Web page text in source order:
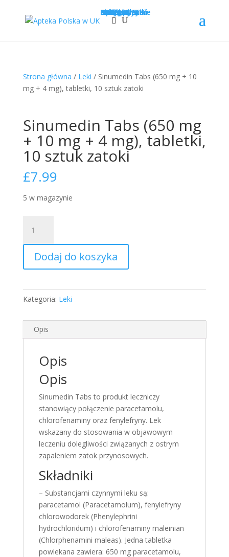
Sklep
Opcje wysyłki
Kategorie
LEKI
SUPLEMENTY
KOSMETYKI
PROMOCJE
Krótka data
Zadaj pytanie
Nowości!
0 £0.00
Strona główna / Leki / Sinumedin Tabs (650 mg + 10
mg + 4 mg), tabletki, 10 sztuk zatoki
Sinumedin Tabs (650 mg
+ 10 mg + 4 mg), tabletki,
10 sztuk zatoki
£7.99
5 w magazynie
Sinumedin
Tabs
(650
mg
10
mg
mg),
zatoki
Dodaj do koszyka
Kategoria: Leki
Opis
Opis
Opis
Sinumedin Tabs to produkt leczniczy
stanowiący połączenie paracetamolu,
chlorofenaminy oraz fenylefryny. Lek
wskazany do stosowania w objawowym
leczeniu dolegliwości związanych z ostrym
zapaleniem zatok przynosowych.
Składniki
– Substancjami czynnymi leku są:
paracetamol (Paracetamolum), fenylefryny
chlorowodorek (Phenylephrini
hydrochloridum) i chlorofenaminy maleinian
(Chlorphenamini maleas). Jedna tabletka
powlekana zawiera: 650 mg paracetamolu,